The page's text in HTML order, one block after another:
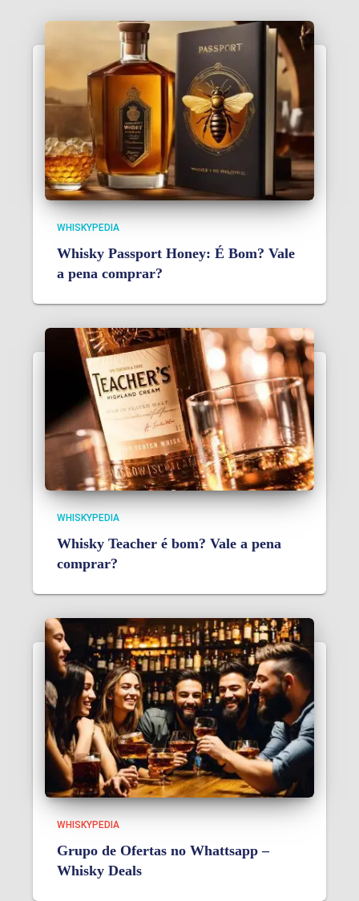
WHISKYPEDIA
Whisky Passport Honey: É Bom? Vale
a pena comprar?
WHISKYPEDIA
Whisky Teacher é bom? Vale a pena
comprar?
WHISKYPEDIA
Grupo de Ofertas no Whattsapp –
Whisky Deals